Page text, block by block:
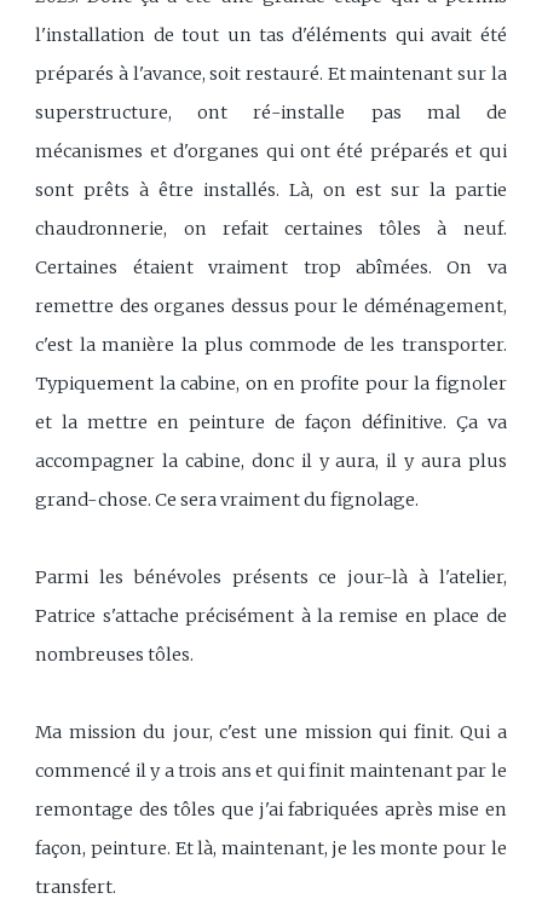
l'installation de tout un tas d'éléments qui avait été
préparés à l'avance, soit restauré. Et maintenant sur la
superstructure, ont ré-installe pas mal de
mécanismes et d'organes qui ont été préparés et qui
sont prêts à être installés. Là, on est sur la partie
chaudronnerie, on refait certaines tôles à neuf.
Certaines étaient vraiment trop abîmées. On va
remettre des organes dessus pour le déménagement,
c'est la manière la plus commode de les transporter.
Typiquement la cabine, on en profite pour la fignoler
et la mettre en peinture de façon définitive. Ça va
accompagner la cabine, donc il y aura, il y aura plus
grand-chose. Ce sera vraiment du fignolage.
Parmi les bénévoles présents ce jour-là à l'atelier,
Patrice s'attache précisément à la remise en place de
nombreuses tôles.
Ma mission du jour, c'est une mission qui finit. Qui a
commencé il y a trois ans et qui finit maintenant par le
remontage des tôles que j'ai fabriquées après mise en
façon, peinture. Et là, maintenant, je les monte pour le
transfert.